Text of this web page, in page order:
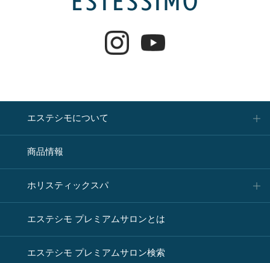
エステシモについて
商品情報
ホリスティックスパ
エステシモ プレミアムサロンとは
エステシモ プレミアムサロン検索